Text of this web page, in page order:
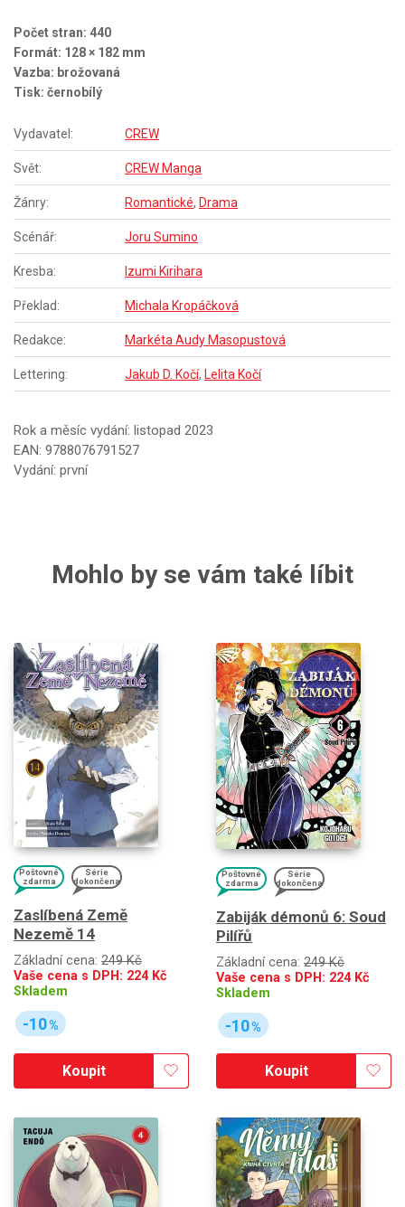
Počet stran: 440
Formát: 128 × 182 mm
Vazba: brožovaná
Tisk: černobílý
Vydavatel: CREW
Svět: CREW Manga
Žánry: Romantické, Drama
Scénář: Joru Sumino
Kresba: Izumi Kirihara
Překlad: Michala Kropáčková
Redakce: Markéta Audy Masopustová
Lettering: Jakub D. Kočí, Lelita Kočí
Rok a měsíc vydání: listopad 2023
EAN: 9788076791527
Vydání: první
Mohlo by se vám také líbit
Poštovné
zdarma
Série
dokončena
Zaslíbená Země
Nezemě 14
Základní cena: 249 Kč
Vaše cena s DPH: 224Kč
Skladem
-10%
Koupit
Poštovné
zdarma
Série
dokončena
Zabiják démonů 6: Soud
Pilířů
Základní cena: 249 Kč
Vaše cena s DPH: 224Kč
Skladem
-10%
Koupit